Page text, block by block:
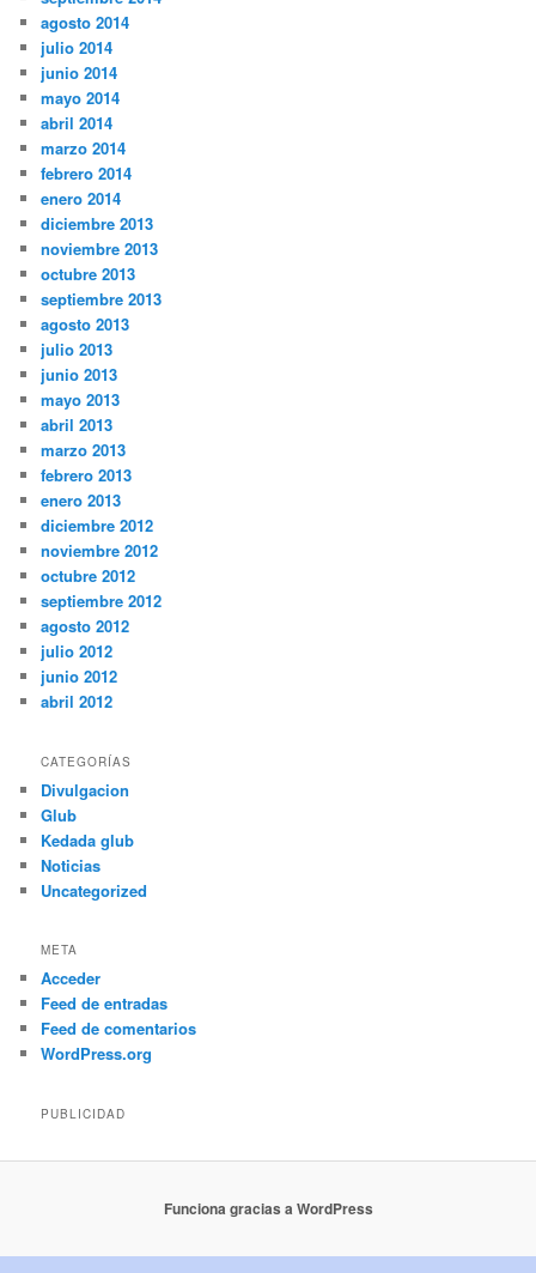
agosto 2014
julio 2014
junio 2014
mayo 2014
abril 2014
marzo 2014
febrero 2014
enero 2014
diciembre 2013
noviembre 2013
octubre 2013
septiembre 2013
agosto 2013
julio 2013
junio 2013
mayo 2013
abril 2013
marzo 2013
febrero 2013
enero 2013
diciembre 2012
noviembre 2012
octubre 2012
septiembre 2012
agosto 2012
julio 2012
junio 2012
abril 2012
CATEGORÍAS
Divulgacion
Glub
Kedada glub
Noticias
Uncategorized
META
Acceder
Feed de entradas
Feed de comentarios
WordPress.org
PUBLICIDAD
Funciona gracias a WordPress